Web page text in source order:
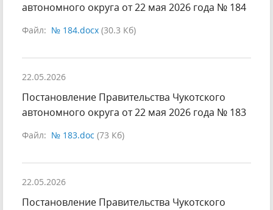
автономного округа от 22 мая 2026 года № 184
Файл: № 184.docx (30.3 Кб)
22.05.2026
Постановление Правительства Чукотского
автономного округа от 22 мая 2026 года № 183
Файл: № 183.doc (73 Кб)
22.05.2026
Постановление Правительства Чукотского